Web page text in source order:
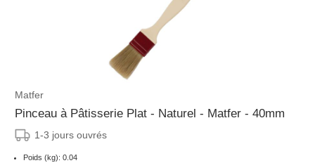
Matfer
Pinceau à Pâtisserie Plat - Naturel - Matfer - 40mm
1-3 jours ouvrés
Poids (kg): 0.04